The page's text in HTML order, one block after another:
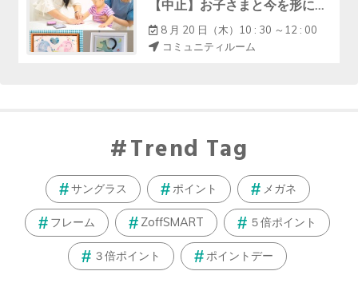
【中止】お子さまと今を形に『手形アート・ﾌｧｰｽﾄｶｯﾄｱｰﾄ』
8 月 20 日（木）10 : 30 ～12 : 00
コミュニティルーム
Trend Tag
サングラス ポイント メガネ
フレーム ZoffSMART ５倍ポイント
３倍ポイント ポイントデー